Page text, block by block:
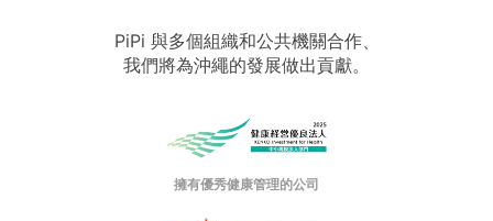
PiPi 與多個組織和公共機關合作、
我們將為沖繩的發展做出貢獻。
擁有優秀健康管理的公司